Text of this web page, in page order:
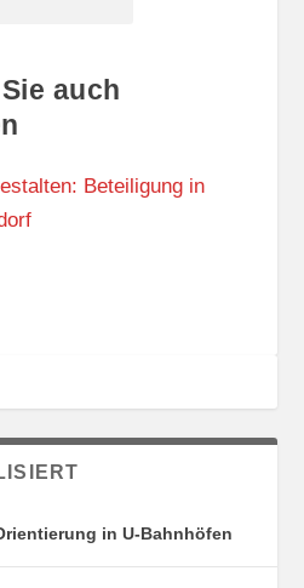
auch
Beteiligung in
in U-Bahnhöfen